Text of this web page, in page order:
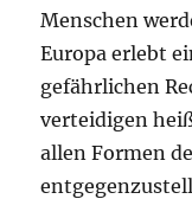
Menschen
Europa erlebt
gefährlichen
verteidigen
allen Formen